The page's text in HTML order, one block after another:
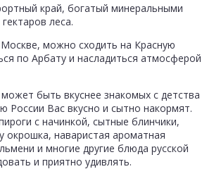
край, богатый минеральными
леса.
можно сходить на Красную
по Арбату и насладиться атмосферой
быть вкуснее знакомых с детства
России Вас вкусно и сытно накормят.
с начинкой, сытные блинчики,
наваристая ароматная
и многие другие блюда русской
и приятно удивлять.